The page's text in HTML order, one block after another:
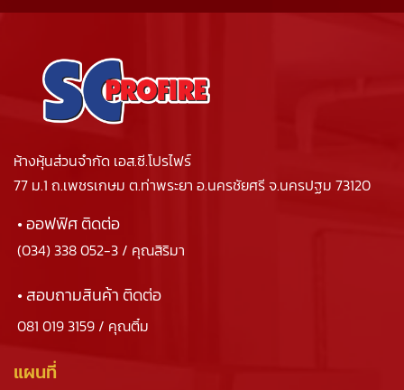
ห้างหุ้นส่วนจำกัด เอส.ซี.โปรไฟร์
77 ม.1 ถ.เพชรเกษม ต.ท่าพระยา อ.นครชัยศรี จ.นครปฐม 73120
• ออฟฟิศ ติดต่อ
(034) 338 052-3 / คุณสิริมา
• สอบถามสินค้า ติดต่อ
081 019 3159 / คุณติ๋ม
แผนที่